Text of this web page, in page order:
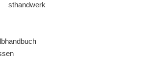
sthandwerk